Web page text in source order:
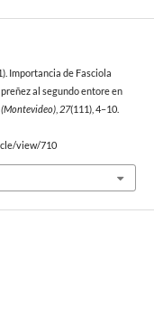
Importancia de Fasciola
al segundo entore en
, 27(111), 4–10.
view/710